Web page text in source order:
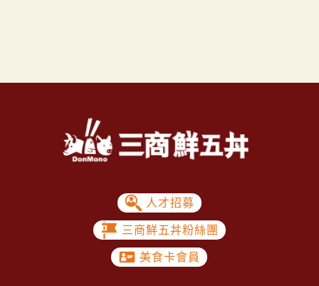
人才招募
三商鮮五丼粉絲團
美食卡會員